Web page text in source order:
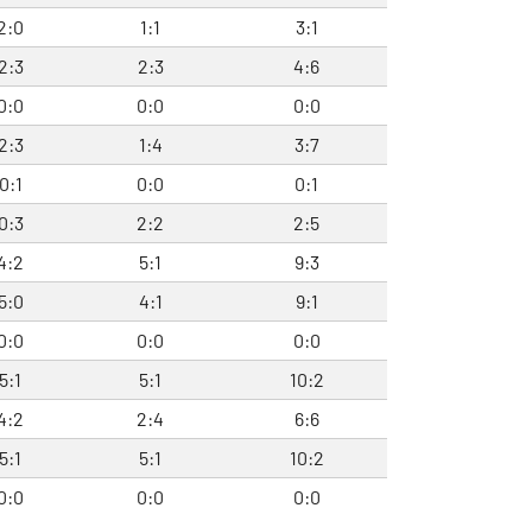
1:1
3:1
2:3
4:6
0:0
0:0
1:4
3:7
0:0
0:1
2:2
2:5
5:1
9:3
4:1
9:1
0:0
0:0
5:1
5:1
10:2
2:4
6:6
5:1
5:1
10:2
0:0
0:0